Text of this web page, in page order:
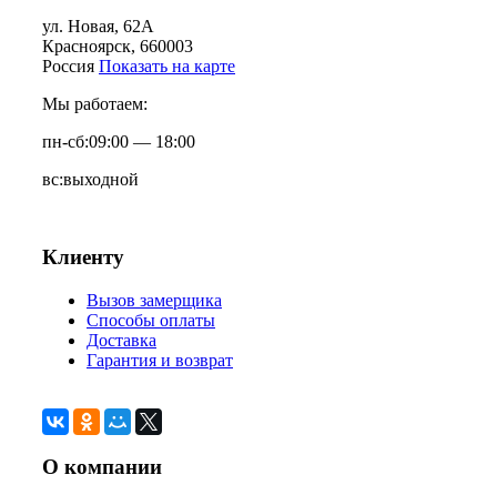
ул. Новая, 62А
Красноярск, 660003
Россия Показать на карте
Мы работаем:
пн-сб:09:00 — 18:00
вс:выходной
Клиенту
Вызов замерщика
Способы оплаты
Доставка
Гарантия и возврат
О компании